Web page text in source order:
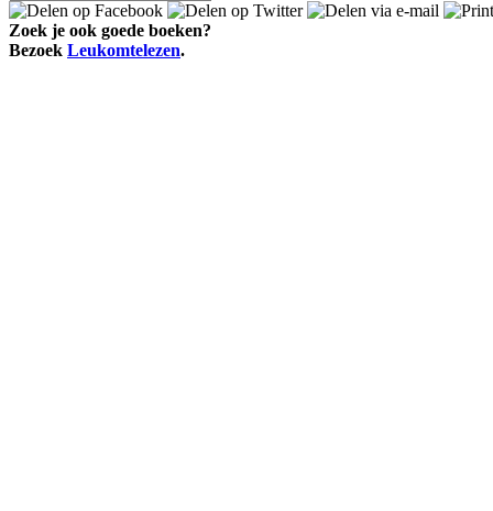
Zoek je ook goede boeken?
Bezoek Leukomtelezen.